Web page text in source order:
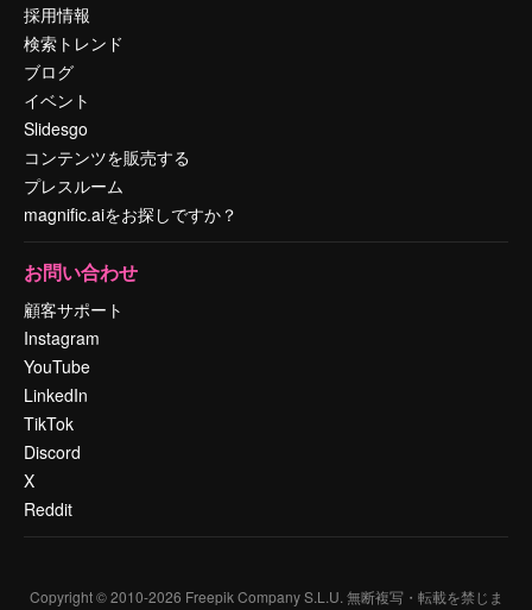
採用情報
検索トレンド
ブログ
イベント
Slidesgo
コンテンツを販売する
プレスルーム
magnific.aiをお探しですか？
お問い合わせ
顧客サポート
Instagram
YouTube
LinkedIn
TikTok
Discord
X
Reddit
Copyright © 2010-2026 Freepik Company S.L.U. 無断複写・転載を禁じま